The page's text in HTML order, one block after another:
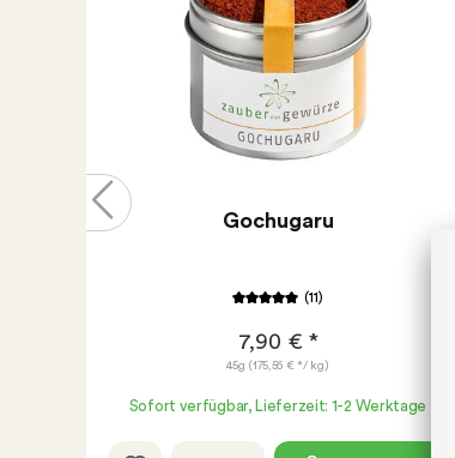
Gochugaru
(11)
7,90 € *
45g (175,56 € */ kg)
Sofort verfügbar, Lieferzeit: 1-2 Werktage